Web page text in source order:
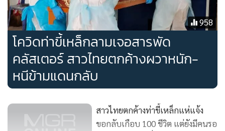
ก.ค.)เชียงรายพบผู้ติดเชื้อรายใหม่ จำนวน 5 ราย และติดเชื้อมา
จากต่างจังหวัด 3 ราย รับมารักษาจากต่างจังหวัด 18 ราย รวม
จำนวนทั้งสิ้น 26 ราย ทำให้มีผู้ป่วยสะสมรวม 1,482 ราย หาย
ป่วยแล้ว 1,156 ราย รักษาอยู่ 305 ราย เสียชีวิตสะสม 21 ราย
ขณะที่ผู้ถูกกักกันในสถานกักกันรูปแบบเฉพาะหรือ OQ ร้อย
ตชด.327 อ.แม่จัน จ.เชียงราย มีอยู่ 4 ราย เป็นคนไทย 2 คนและ
958
โควิดท่าขี้เหล็กลามเจอสารพัด
คลัสเตอร์ สาวไทยตกค้างผวาหนัก-
หนีข้ามแดนกลับ
สาวไทยตกค้างท่าขี้เหล็กแห่แจ้ง
ขอกลับเกือบ 100 ชีวิต แต่ยังมีคนรอ